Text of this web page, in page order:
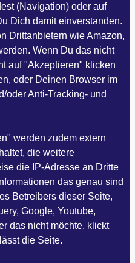
(Navigation) oder auf
Dich damit einverstanden.
Drittanbietern wie Amazon,
Wenn Du das nicht
auf "Akzeptieren" klicken
oder Deinen Browser im
oder Anti-Tracking- und
werden zudem extern
die weitere
die IP-Adresse an Dritte
das genau sind
Betreibers dieser Seite,
Google, Youtube,
das nicht möchte, klickt
die Seite.